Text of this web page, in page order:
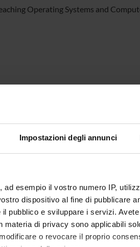
Impostazioni degli annunci
ad esempio il vostro numero IP,
dispositivo al fine di pubblicare
pubblico e sviluppare i servizi.
di privacy sono applicabili
o revocare il proprio
Operating Systems and